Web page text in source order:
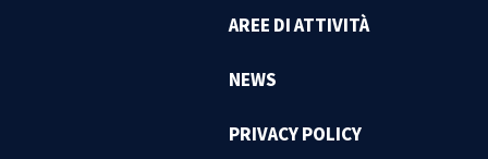
AREE DI ATTIVITÀ
NEWS
PRIVACY POLICY